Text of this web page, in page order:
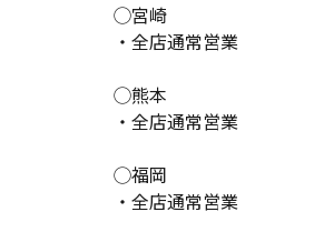
◯宮崎
・全店通常営業
◯熊本
・全店通常営業
◯福岡
・全店通常営業